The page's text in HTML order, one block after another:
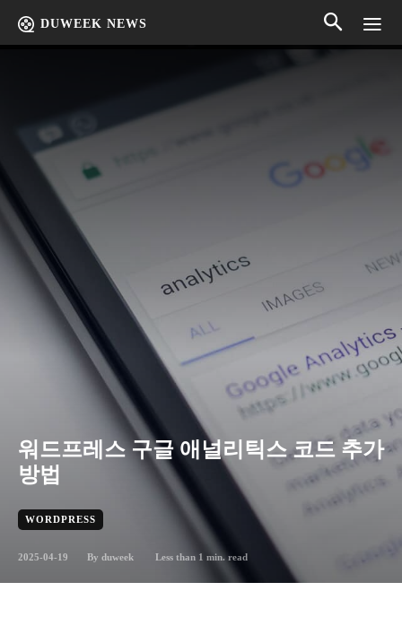
DUWEEK NEWS
워드프레스 구글 애널리틱스 코드 추가
방법
WORDPRESS
2025-04-19 By duweek Less than 1 min. read